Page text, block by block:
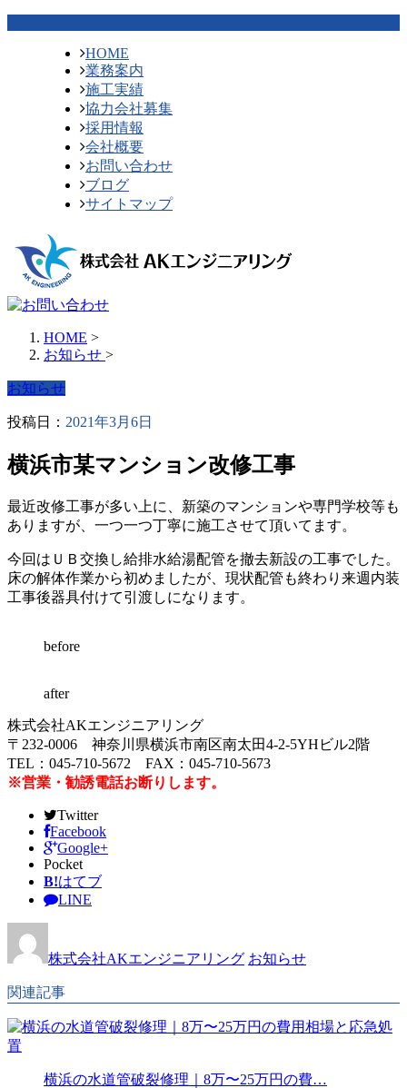
HOME
業務案内
施工実績
協力会社募集
採用情報
会社概要
お問い合わせ
ブログ
サイトマップ
HOME >
お知らせ >
お知らせ
投稿日： 2021年3月6日
横浜市某マンション改修工事
最近改修工事が多い上に、新築のマンションや専門学校等も
ありますが、一つ一つ丁寧に施工させて頂いてます。
今回はＵＢ交換し給排水給湯配管を撤去新設の工事でした。
床の解体作業から初めましたが、現状配管も終わり来週内装
工事後器具付けて引渡しになります。
before
after
株式会社AKエンジニアリング
〒232-0006 神奈川県横浜市南区南太田4-2-5YHビル2階
TEL：045-710-5672 FAX：045-710-5673
※営業・勧誘電話お断りします。
Twitter
Facebook
Google+
Pocket
B!はてブ
LINE
株式会社AKエンジニアリング お知らせ
関連記事
横浜の水道管破裂修理｜8万〜25万円の費…